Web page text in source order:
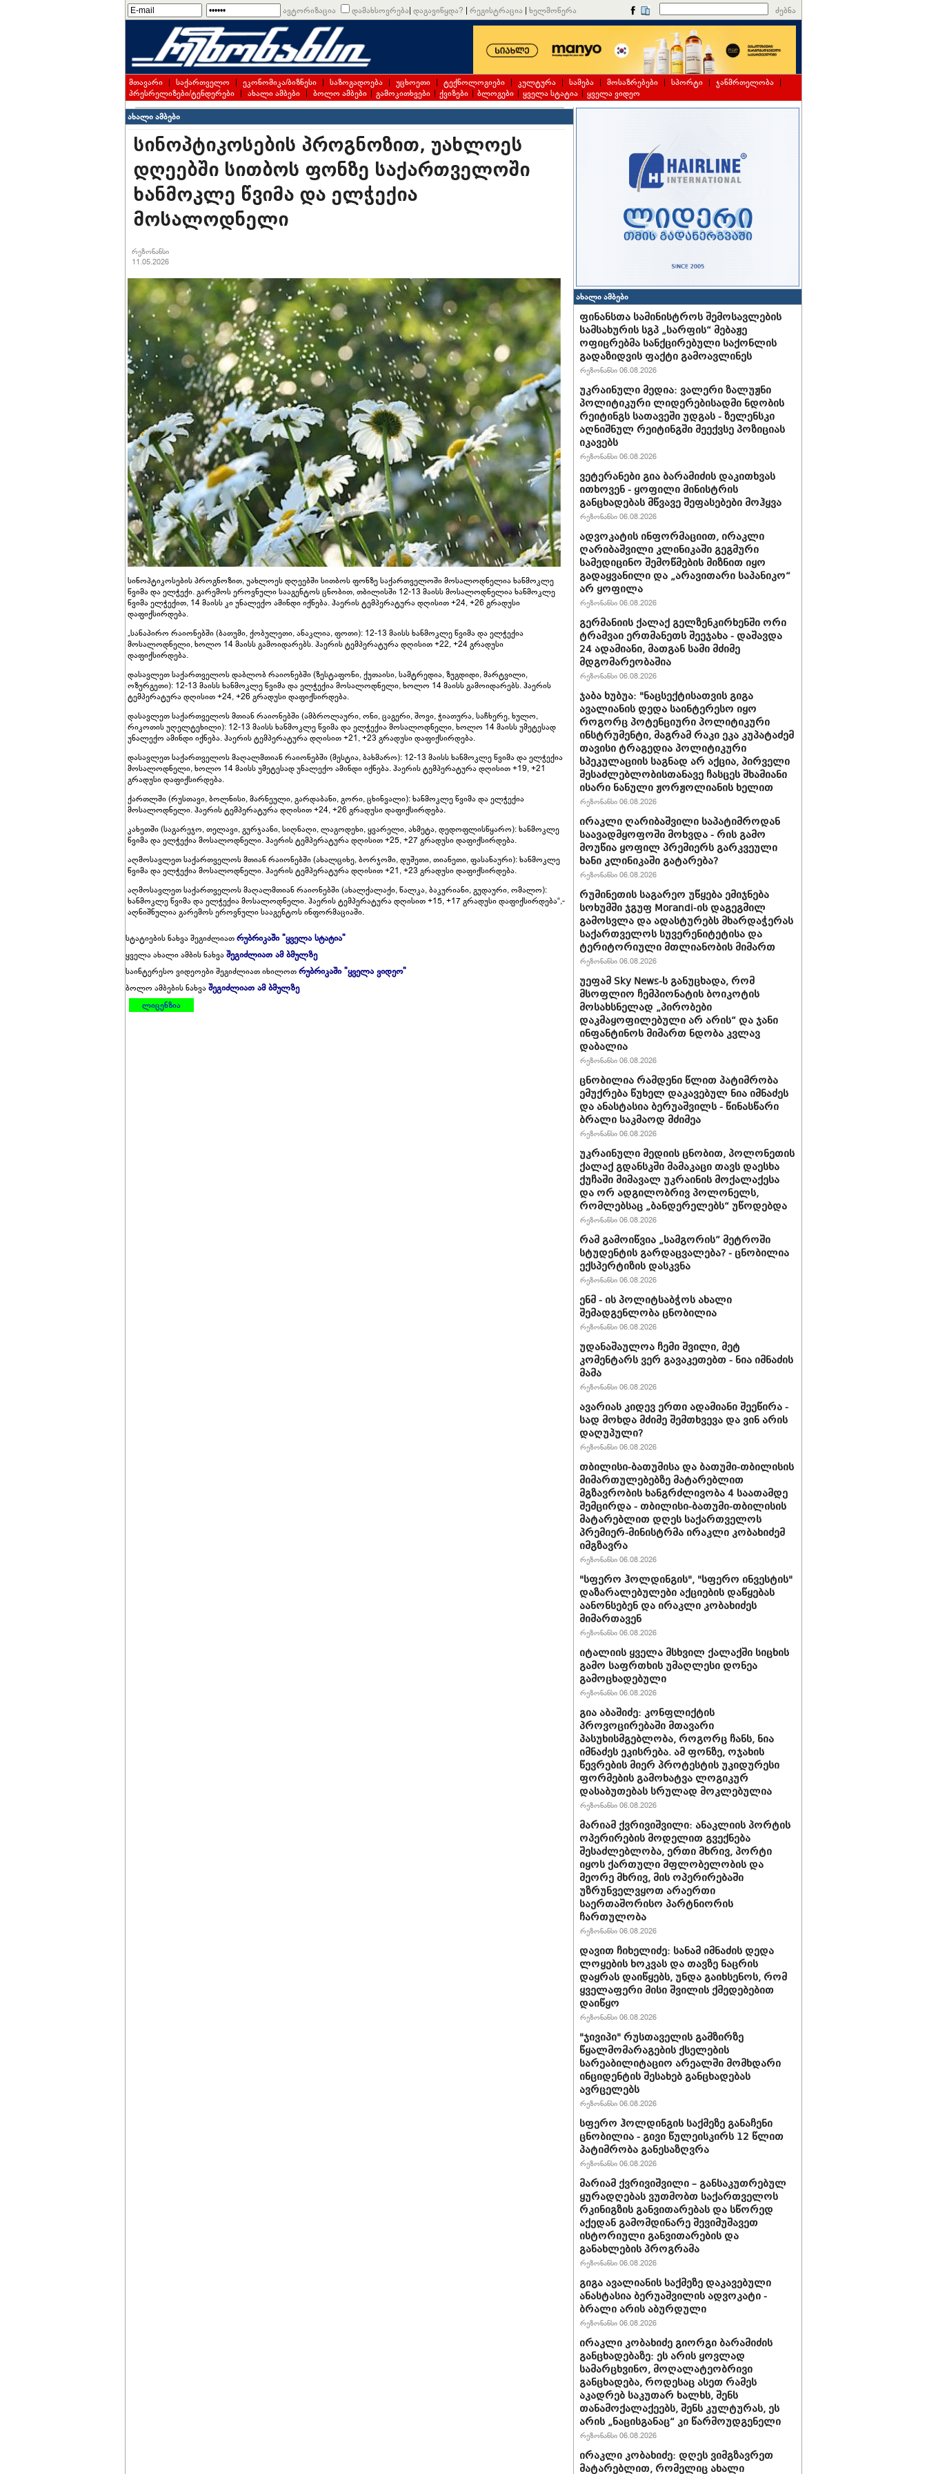
ავტორიზაცია დამახსოვრება| დაგავიწყდა? | რეგისტრაცია | ხელმოწერა ძებნა
მთავარი | საქართველო | ეკონომიკა/ბიზნესი | საზოგადოება | უცხოეთი | ტექნოლოგიები | კულტურა | სამება | მოსაზრებები | სპორტი | ჯანმრთელობა |
პრესრელიზები/ტენდერები | ახალი ამბები | ბოლო ამბები | გამოკითხვები | ქვიზები | ბლოგები | ყველა სტატია | ყველა ვიდეო
ახალი ამბები
სინოპტიკოსების პროგნოზით, უახლოეს
დღეებში სითბოს ფონზე საქართველოში
ხანმოკლე წვიმა და ელჭექია
მოსალოდნელი
რეზონანსი
11.05.2026
სინოპტიკოსების პროგნოზით, უახლოეს დღეებში სითბოს ფონზე საქართველოში მოსალოდნელია ხანმოკლე
წვიმა და ელჭექი. გარემოს ეროვნული სააგენტოს ცნობით, თბილისში 12-13 მაისს მოსალოდნელია ხანმოკლე
წვიმა ელჭექით, 14 მაისს კი უნალექო ამინდი იქნება. ჰაერის ტემპერატურა დღისით +24, +26 გრადუსი
დაფიქსირდება.
„სანაპირო რაიონებში (ბათუმი, ქობულეთი, ანაკლია, ფოთი): 12-13 მაისს ხანმოკლე წვიმა და ელჭექია
მოსალოდნელი, ხოლო 14 მაისს გამოიდარებს. ჰაერის ტემპერატურა დღისით +22, +24 გრადუსი
დაფიქსირდება.
დასავლეთ საქართველოს დაბლობ რაიონებში (ზესტაფონი, ქუთაისი, სამტრედია, ზუგდიდი, მარტვილი,
ოზურგეთი): 12-13 მაისს ხანმოკლე წვიმა და ელჭექია მოსალოდნელი, ხოლო 14 მაისს გამოიდარებს. ჰაერის
ტემპერატურა დღისით +24, +26 გრადუსი დაფიქსირდება.
დასავლეთ საქართველოს მთიან რაიონებში (ამბროლაური, ონი, ცაგერი, შოვი, ჭიათურა, საჩხერე, ხულო,
რიკოთის უღელტეხილი): 12-13 მაისს ხანმოკლე წვიმა და ელჭექია მოსალოდნელი, ხოლო 14 მაისს უმეტესად
უნალექო ამინდი იქნება. ჰაერის ტემპერატურა დღისით +21, +23 გრადუსი დაფიქსირდება.
დასავლეთ საქართველოს მაღალმთიან რაიონებში (მესტია, ბახმარო): 12-13 მაისს ხანმოკლე წვიმა და ელჭექია
მოსალოდნელი, ხოლო 14 მაისს უმეტესად უნალექო ამინდი იქნება. ჰაერის ტემპერატურა დღისით +19, +21
გრადუსი დაფიქსირდება.
ქართლში (რუსთავი, ბოლნისი, მარნეული, გარდაბანი, გორი, ცხინვალი): ხანმოკლე წვიმა და ელჭექია
მოსალოდნელი. ჰაერის ტემპერატურა დღისით +24, +26 გრადუსი დაფიქსირდება.
კახეთში (საგარეჯო, თელავი, გურჯაანი, სიღნაღი, ლაგოდეხი, ყვარელი, ახმეტა, დედოფლისწყარო): ხანმოკლე
წვიმა და ელჭექია მოსალოდნელი. ჰაერის ტემპერატურა დღისით +25, +27 გრადუსი დაფიქსირდება.
აღმოსავლეთ საქართველოს მთიან რაიონებში (ახალციხე, ბორჯომი, დუშეთი, თიანეთი, ფასანაური): ხანმოკლე
წვიმა და ელჭექია მოსალოდნელი. ჰაერის ტემპერატურა დღისით +21, +23 გრადუსი დაფიქსირდება.
აღმოსავლეთ საქართველოს მაღალმთიან რაიონებში (ახალქალაქი, წალკა, ბაკურიანი, გუდაური, ომალო):
ხანმოკლე წვიმა და ელჭექია მოსალოდნელი. ჰაერის ტემპერატურა დღისით +15, +17 გრადუსი დაფიქსირდება“,-
აღნიშნულია გარემოს ეროვნული სააგენტოს ინფორმაციაში.
სტატიების ნახვა შეგიძლიათრუბრიკაში "ყველა სტატია"
ყველა ახალი ამბის ნახვაშეგიძლიათ ამ ბმულზე
საინტერესო ვიდეოები შეგიძლიათ იხილოთრუბრიკაში "ყველა ვიდეო"
ბოლო ამბების ნახვაშეგიძლიათ ამ ბმულზე
ლიცენზია
ახალი ამბები
ფინანსთა სამინისტროს შემოსავლების
სამსახურის სგპ „სარფის“ მებაჟე
ოფიცრებმა სანქცირებული საქონლის
გადაზიდვის ფაქტი გამოავლინეს
რეზონანსი 06.08.2026
უკრაინული მედია: ვალერი ზალუჟნი
პოლიტიკური ლიდერებისადმი ნდობის
რეიტინგს სათავეში უდგას - ზელენსკი
აღნიშნულ რეიტინგში მეექვსე პოზიციას
იკავებს
რეზონანსი 06.08.2026
ვეტერანები გია ბარამიძის დაკითხვას
ითხოვენ - ყოფილი მინისტრის
განცხადებას მწვავე შეფასებები მოჰყვა
რეზონანსი 06.08.2026
ადვოკატის ინფორმაციით, ირაკლი
ღარიბაშვილი კლინიკაში გეგმური
სამედიცინო შემოწმების მიზნით იყო
გადაყვანილი და „არავითარი საპანიკო“
არ ყოფილა
რეზონანსი 06.08.2026
გერმანიის ქალაქ გელზენკირხენში ორი
ტრამვაი ერთმანეთს შეეჯახა - დაშავდა
24 ადამიანი, მათგან სამი მძიმე
მდგომარეობაშია
რეზონანსი 06.08.2026
ჯაბა ხუბუა: "ნაცსექტისათვის გიგა
ავალიანის დედა საინტერესო იყო
როგორც პოტენციური პოლიტიკური
ინსტრუმენტი, მაგრამ რაკი ეკა კუპატაძემ
თავისი ტრაგედია პოლიტიკური
სპეკულაციის საგნად არ აქცია, პირველი
შესაძლებლობისთანავე ჩასცეს შხამიანი
ისარი ნანული ჟორჟოლიანის ხელით
რეზონანსი 06.08.2026
ირაკლი ღარიბაშვილი საპატიმროდან
საავადმყოფოში მოხვდა - რის გამო
მოუწია ყოფილ პრემიერს გარკვეული
ხანი კლინიკაში გატარება?
რეზონანსი 06.08.2026
რუმინეთის საგარეო უწყება ემიჯნება
სოხუმში ჯგუფ Morandi-ის დაგეგმილ
გამოსვლა და ადასტურებს მხარდაჭერას
საქართველოს სუვერენიტეტისა და
ტერიტორიული მთლიანობის მიმართ
რეზონანსი 06.08.2026
უეფამ Sky News-ს განუცხადა, რომ
მსოფლიო ჩემპიონატის ბოიკოტის
მოსახსნელად „პირობები
დაკმაყოფილებული არ არის“ და ჯანი
ინფანტინოს მიმართ ნდობა კვლავ
დაბალია
რეზონანსი 06.08.2026
ცნობილია რამდენი წლით პატიმრობა
ემუქრება წუხელ დაკავებულ ნია იმნაძეს
და ანასტასია ბერუაშვილს - წინასწარი
ბრალი საკმაოდ მძიმეა
რეზონანსი 06.08.2026
უკრაინული მედიის ცნობით, პოლონეთის
ქალაქ გდანსკში მამაკაცი თავს დაესხა
ქუჩაში მიმავალ უკრაინის მოქალაქესა
და ორ ადგილობრივ პოლონელს,
რომლებსაც „ბანდერელებს“ უწოდებდა
რეზონანსი 06.08.2026
რამ გამოიწვია „სამგორის” მეტროში
სტუდენტის გარდაცვალება? - ცნობილია
ექსპერტიზის დასკვნა
რეზონანსი 06.08.2026
ენმ - ის პოლიტსაბჭოს ახალი
შემადგენლობა ცნობილია
რეზონანსი 06.08.2026
უდანაშაულოა ჩემი შვილი, მეტ
კომენტარს ვერ გავაკეთებთ - ნია იმნაძის
მამა
რეზონანსი 06.08.2026
ავარიას კიდევ ერთი ადამიანი შეეწირა -
სად მოხდა მძიმე შემთხვევა და ვინ არის
დაღუპული?
რეზონანსი 06.08.2026
თბილისი-ბათუმისა და ბათუმი-თბილისის
მიმართულებებზე მატარებლით
მგზავრობის ხანგრძლივობა 4 საათამდე
შემცირდა - თბილისი-ბათუმი-თბილისის
მატარებლით დღეს საქართველოს
პრემიერ-მინისტრმა ირაკლი კობახიძემ
იმგზავრა
რეზონანსი 06.08.2026
"სფერო ჰოლდინგის", "სფერო ინვესტის"
დაზარალებულები აქციების დაწყებას
აანონსებენ და ირაკლი კობახიძეს
მიმართავენ
რეზონანსი 06.08.2026
იტალიის ყველა მსხვილ ქალაქში სიცხის
გამო საფრთხის უმაღლესი დონეა
გამოცხადებული
რეზონანსი 06.08.2026
გია აბაშიძე: კონფლიქტის
პროვოცირებაში მთავარი
პასუხისმგებლობა, როგორც ჩანს, ნია
იმნაძეს ეკისრება. ამ ფონზე, ოჯახის
წევრების მიერ პროტესტის უკიდურესი
ფორმების გამოხატვა ლოგიკურ
დასაბუთებას სრულად მოკლებულია
რეზონანსი 06.08.2026
მარიამ ქვრივიშვილი: ანაკლიის პორტის
ოპერირების მოდელით გვექნება
შესაძლებლობა, ერთი მხრივ, პორტი
იყოს ქართული მფლობელობის და
მეორე მხრივ, მის ოპერირებაში
უზრუნველვყოთ არაერთი
საერთაშორისო პარტნიორის
ჩართულობა
რეზონანსი 06.08.2026
დავით ჩიხელიძე: სანამ იმნაძის დედა
ლოყების ხოკვას და თავზე ნაცრის
დაყრას დაიწყებს, უნდა გაიხსენოს, რომ
ყველაფერი მისი შვილის ქმედებებით
დაიწყო
რეზონანსი 06.08.2026
"ჯივიპი" რუსთაველის გამზირზე
წყალმომარაგების ქსელების
სარეაბილიტაციო არეალში მომხდარი
ინციდენტის შესახებ განცხადებას
ავრცელებს
რეზონანსი 06.08.2026
სფერო ჰოლდინგის საქმეზე განაჩენი
ცნობილია - გივი წულეისკირს 12 წლით
პატიმრობა განესაზღვრა
რეზონანსი 06.08.2026
მარიამ ქვრივიშვილი – განსაკუთრებულ
ყურადღებას ვუთმობთ საქართველოს
რკინიგზის განვითარებას და სწორედ
აქედან გამომდინარე შევიმუშავეთ
ისტორიული განვითარების და
განახლების პროგრამა
რეზონანსი 06.08.2026
გიგა ავალიანის საქმეზე დაკავებული
ანასტასია ბერუაშვილის ადვოკატი -
ბრალი არის აბურდული
რეზონანსი 06.08.2026
ირაკლი კობახიძე გიორგი ბარამიძის
განცხადებაზე: ეს არის ყოვლად
სამარცხვინო, მოღალატეობრივი
განცხადება, როდესაც ასეთ რამეს
აკადრებ საკუთარ ხალხს, შენს
თანამოქალაქეებს, შენს კულტურას, ეს
არის „ნაცისგანაც“ კი წარმოუდგენელი
რეზონანსი 06.08.2026
ირაკლი კობახიძე: დღეს ვიმგზავრეთ
მატარებლით, რომელიც ახალი